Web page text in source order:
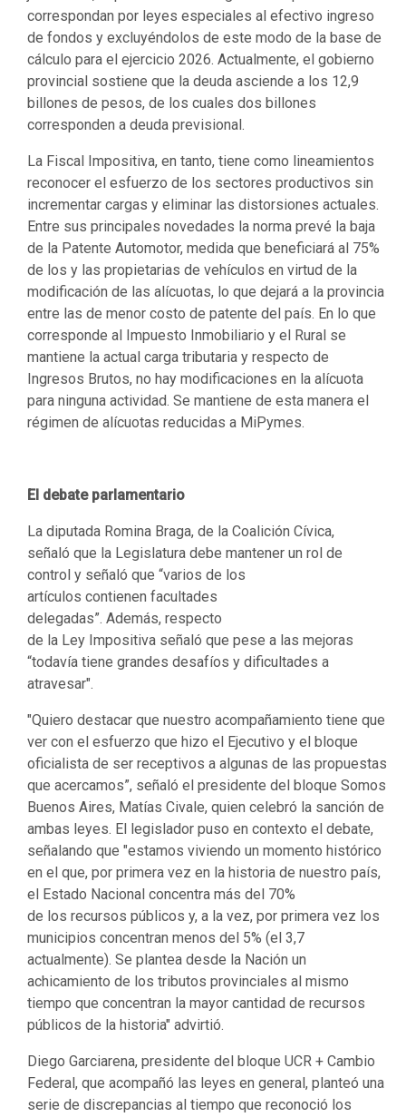
correspondan por leyes especiales al efectivo ingreso
de fondos y excluyéndolos de este modo de la base de
cálculo para el ejercicio 2026. Actualmente, el gobierno
provincial sostiene que la deuda asciende a los 12,9
billones de pesos, de los cuales dos billones
corresponden a deuda previsional.
La Fiscal Impositiva, en tanto, tiene como lineamientos
reconocer el esfuerzo de los sectores productivos sin
incrementar cargas y eliminar las distorsiones actuales.
Entre sus principales novedades la norma prevé la baja
de la Patente Automotor, medida que beneficiará al 75%
de los y las propietarias de vehículos en virtud de la
modificación de las alícuotas, lo que dejará a la provincia
entre las de menor costo de patente del país. En lo que
corresponde al Impuesto Inmobiliario y el Rural se
mantiene la actual carga tributaria y respecto de
Ingresos Brutos, no hay modificaciones en la alícuota
para ninguna actividad. Se mantiene de esta manera el
régimen de alícuotas reducidas a MiPymes.
El debate parlamentario
La diputada Romina Braga, de la Coalición Cívica,
señaló que la Legislatura debe mantener un rol de
control y señaló que “varios de los
artículos contienen facultades
delegadas”. Además, respecto
de la Ley Impositiva señaló que pese a las mejoras
“todavía tiene grandes desafíos y dificultades a
atravesar".
"Quiero destacar que nuestro acompañamiento tiene que
ver con el esfuerzo que hizo el Ejecutivo y el bloque
oficialista de ser receptivos a algunas de las propuestas
que acercamos”, señaló el presidente del bloque Somos
Buenos Aires, Matías Civale, quien celebró la sanción de
ambas leyes. El legislador puso en contexto el debate,
señalando que "estamos viviendo un momento histórico
en el que, por primera vez en la historia de nuestro país,
el Estado Nacional concentra más del 70%
de los recursos públicos y, a la vez, por primera vez los
municipios concentran menos del 5% (el 3,7
actualmente). Se plantea desde la Nación un
achicamiento de los tributos provinciales al mismo
tiempo que concentran la mayor cantidad de recursos
públicos de la historia" advirtió.
Diego Garciarena, presidente del bloque UCR + Cambio
Federal, que acompañó las leyes en general, planteó una
serie de discrepancias al tiempo que reconoció los